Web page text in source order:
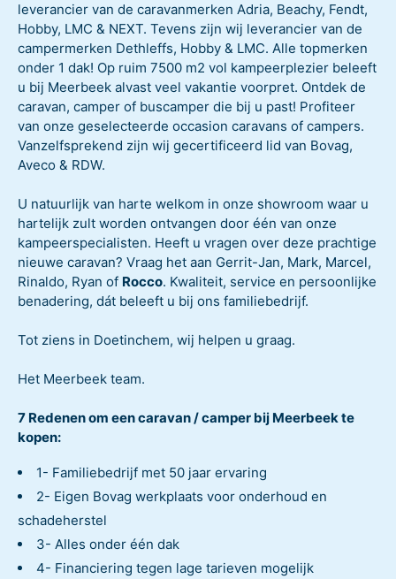
leverancier van de caravanmerken Adria, Beachy, Fendt,
Hobby, LMC & NEXT. Tevens zijn wij leverancier van de
campermerken Dethleffs, Hobby & LMC. Alle topmerken
onder 1 dak! Op ruim 7500 m2 vol kampeerplezier beleeft
u bij Meerbeek alvast veel vakantie voorpret. Ontdek de
caravan, camper of buscamper die bij u past! Profiteer
van onze geselecteerde occasion caravans of campers.
Vanzelfsprekend zijn wij gecertificeerd lid van Bovag,
Aveco & RDW.
U natuurlijk van harte welkom in onze showroom waar u
hartelijk zult worden ontvangen door één van onze
kampeerspecialisten. Heeft u vragen over deze prachtige
nieuwe caravan? Vraag het aan Gerrit-Jan, Mark, Marcel,
Rinaldo, Ryan of Rocco. Kwaliteit, service en persoonlijke
benadering, dát beleeft u bij ons familiebedrijf.
Tot ziens in Doetinchem, wij helpen u graag.
Het Meerbeek team.
7 Redenen om een caravan / camper bij Meerbeek te
kopen:
1- Familiebedrijf met 50 jaar ervaring
2- Eigen Bovag werkplaats voor onderhoud en
schadeherstel
3- Alles onder één dak
4- Financiering tegen lage tarieven mogelijk